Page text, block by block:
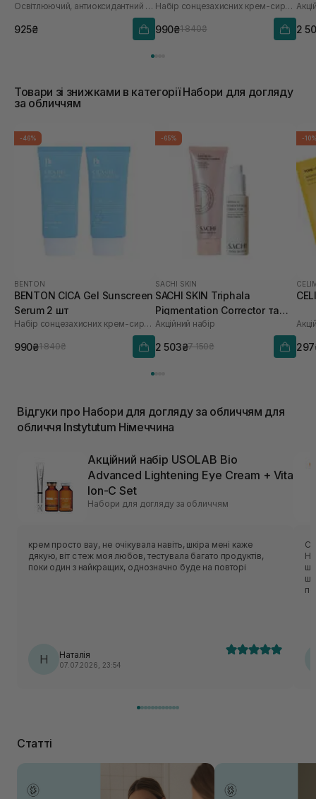
Освітлюючий, антиоксидантний та омолоджуючий набір
925₴
Набір сонцезахисних крем-сироваток
990₴1 840₴ 2
Товари зі знижками в категорії Набори для догляду
за обличчям
-46%
BENTON
BENTON CICA Gel Sunscreen
Serum 2 шт
Набір сонцезахисних крем-сироваток
990₴1 840₴
-65%
SACHI SKIN
SACHI SKIN Triphala
Pigmentation Corrector та
Saffron Luminous Cleanser
Акційний набір
2 503₴7 150₴
-
Відгуки про Набори для догляду за обличчям для
обличчя Instytutum Німеччина
Акційний набір USOLAB Bio
Advanced Lightening Eye Cream + Vita
Ion-C Set
Набори для догляду за обличчям
крем просто вау, не очікувала навіть, шкіра мені каже
дякую, віт с теж моя любов, тестувала багато продуктів,
поки один з найкращих, однозначно буде на повторі
Н Наталія
07.07.2026, 23:54
Статті